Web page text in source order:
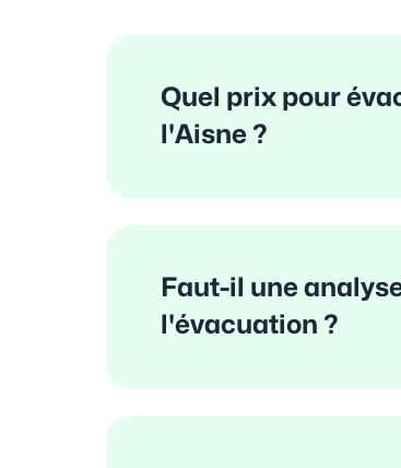
Quel prix pour
l'Aisne ?
Faut-il une
l'évacuation ?